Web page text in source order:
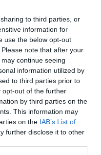
to third parties, or
information for
use the below opt-out
note that after your
continue seeing
information utilized by
to third parties prior to
opt-out of the further
by third parties on the
This information may
on the IAB’s List of
further disclose it to other
διαδρομή δίπλα
by SIXT, μέλος του
σε ελαιόδεντρα
πέλαγος. Όσοι
μετάλλιο φτιαγμένο
Ποσειδωνίας.
υποστήριξε την
Greece, με στόχο τη
παροχή ουσιαστικής
ομάδες σε όλη τη